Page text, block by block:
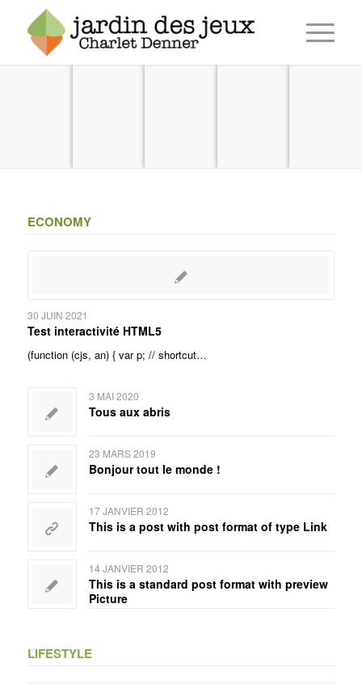
ECONOMY
30 JUIN 2021
Test interactivité HTML5
(function (cjs, an) { var p; // shortcut…
3 MAI 2020
Tous aux abris
23 MARS 2019
Bonjour tout le monde !
17 JANVIER 2012
This is a post with post format of type Link
14 JANVIER 2012
This is a standard post format with preview
Picture
LIFESTYLE